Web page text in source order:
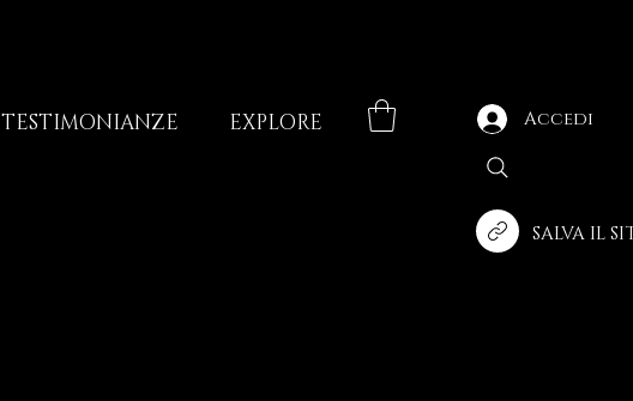
TESTIMONIANZE EXPLORE Accedi
SALVA IL